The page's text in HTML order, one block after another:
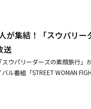
表が私に、グループについて
。しかも私たちのパフォーマ
われた」と告白した。続いて
スクルー）と客員メンバーの
えた。
が集結！「スウパリ
送
ウパリーダーズの素顔旅行」
ル番組「STREET WOMAN
WOMAN FIGHTER」、